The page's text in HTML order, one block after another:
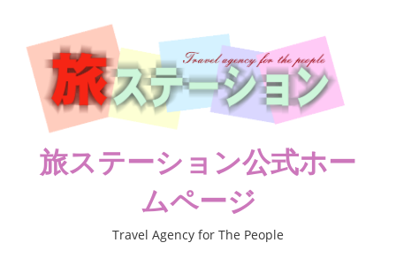
旅ステーション公式ホー
ムページ
Travel Agency for The People